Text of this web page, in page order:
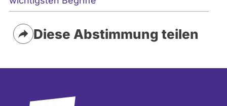
Diese Abstimmung teilen